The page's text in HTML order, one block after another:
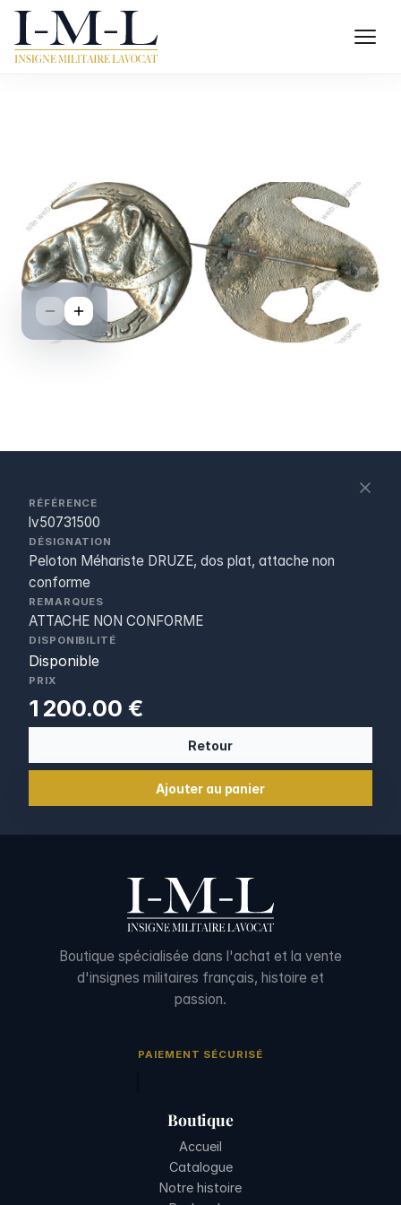
RÉFÉRENCE
lv50731500
DÉSIGNATION
Peloton Méhariste DRUZE, dos plat, attache non
conforme
REMARQUES
ATTACHE NON CONFORME
DISPONIBILITÉ
Disponible
PRIX
1 200.00 €
Retour
Ajouter au panier
Boutique spécialisée dans l'achat et la vente
d'insignes militaires français, histoire et
passion.
PAIEMENT SÉCURISÉ
Boutique
Accueil
Catalogue
Notre histoire